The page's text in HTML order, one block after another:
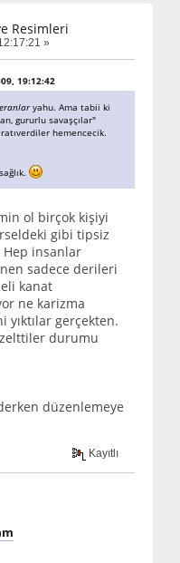
Resimleri
»
19:12:42
yahu. Ama tabii ki
gururlu savaşçılar"
hemencecik.
ol birçok kişiyi
gibi tipsiz
insanlar
sadece derileri
kanat
ne karizma
gerçekten.
durumu
düzenlemeye
Kayıtlı